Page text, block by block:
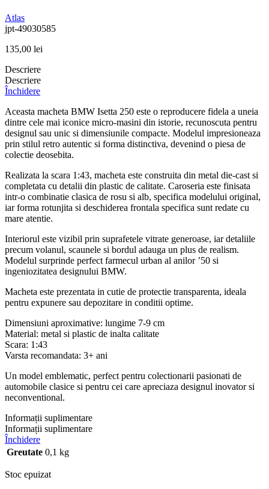
Atlas
jpt-49030585
135,00 lei
Descriere
Descriere
Închidere
Aceasta macheta BMW Isetta 250 este o reproducere fidela a uneia
dintre cele mai iconice micro-masini din istorie, recunoscuta pentru
designul sau unic si dimensiunile compacte. Modelul impresioneaza
prin stilul retro autentic si forma distinctiva, devenind o piesa de
colectie deosebita.
Realizata la scara 1:43, macheta este construita din metal die-cast si
completata cu detalii din plastic de calitate. Caroseria este finisata
intr-o combinatie clasica de rosu si alb, specifica modelului original,
iar forma rotunjita si deschiderea frontala specifica sunt redate cu
mare atentie.
Interiorul este vizibil prin suprafetele vitrate generoase, iar detaliile
precum volanul, scaunele si bordul adauga un plus de realism.
Modelul surprinde perfect farmecul urban al anilor ’50 si
ingeniozitatea designului BMW.
Macheta este prezentata in cutie de protectie transparenta, ideala
pentru expunere sau depozitare in conditii optime.
Dimensiuni aproximative: lungime 7-9 cm
Material: metal si plastic de inalta calitate
Scara: 1:43
Varsta recomandata: 3+ ani
Un model emblematic, perfect pentru colectionarii pasionati de
automobile clasice si pentru cei care apreciaza designul inovator si
neconventional.
Informații suplimentare
Informații suplimentare
Închidere
Greutate 0,1 kg
Stoc epuizat